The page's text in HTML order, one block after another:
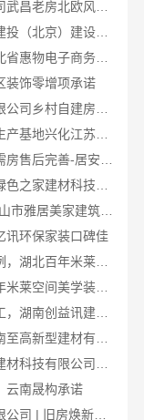
杨凌全包装修十大品牌，中蓝建投（北京）建设有限公司武功分公司口碑之选
便宜数码家电平台好不好，湖北省惠物电子商务有限公司评测
装饰零增项承诺
江苏东钢厂家全屋不锈钢定制生产基地兴化江苏东钢金属科技有限公司
佛山禅城品质装饰家装施工-佛山市雅居美家建筑装饰工程有限公司
讯环保家装口碑佳
鄂州有设计感装修公司实景案例，湖北百年米莱空间美学装饰材料有限公司
襄阳设计装修轻奢风，湖北百年米莱空间美学装饰材料有限公司打造理想居所
雨花区专业房屋翻新透明化施工，湖南创益讯建筑有限公司
云南晟构承诺
海南万赢饰家新型建筑材料有限公司 | 旧房焕新吊顶造型